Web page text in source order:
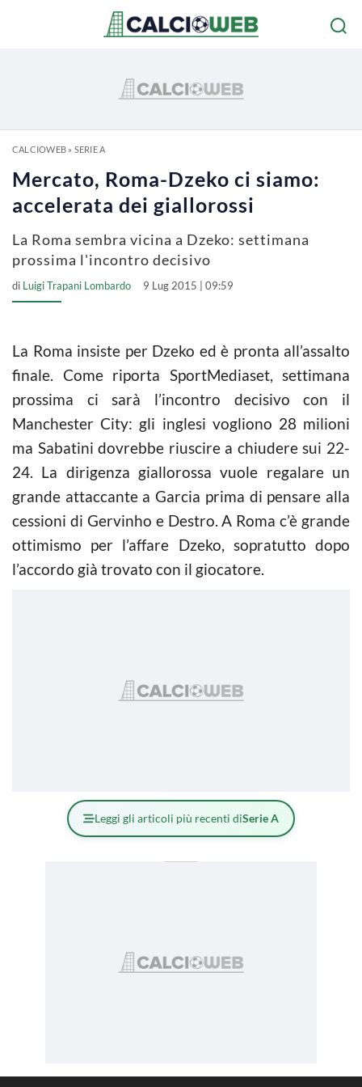
CALCIOWEB» SERIE A
Mercato, Roma-Dzeko ci siamo:
accelerata dei giallorossi
La Roma sembra vicina a Dzeko: settimana
prossima l'incontro decisivo
di Luigi Trapani Lombardo 9 Lug 2015 | 09:59
La Roma insiste per Dzeko ed è pronta all’assalto
finale. Come riporta SportMediaset, settimana
prossima ci sarà l’incontro decisivo con il
Manchester City: gli inglesi vogliono 28 milioni
ma Sabatini dovrebbe riuscire a chiudere sui 22-
24. La dirigenza giallorossa vuole regalare un
grande attaccante a Garcia prima di pensare alla
cessioni di Gervinho e Destro. A Roma c’è grande
ottimismo per l’affare Dzeko, sopratutto dopo
l’accordo già trovato con il giocatore.
Leggi gli articoli più recenti diSerie A